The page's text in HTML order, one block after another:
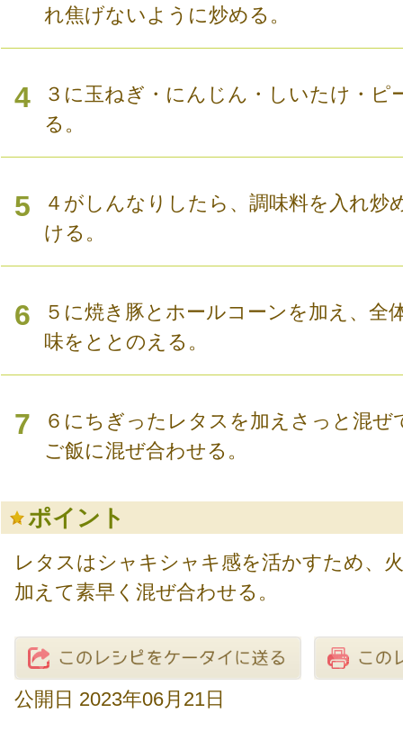
れ焦げないように炒める。
4
３に玉ねぎ・にんじん・しいたけ・ピ
る。
5
４がしんなりしたら、調味料を入れ炒
ける。
6
５に焼き豚とホールコーンを加え、全
味をととのえる。
7
６にちぎったレタスを加えさっと混ぜ
ご飯に混ぜ合わせる。
ポイント
レタスはシャキシャキ感を活かすため、
加えて素早く混ぜ合わせる。
公開日 2023年06月21日